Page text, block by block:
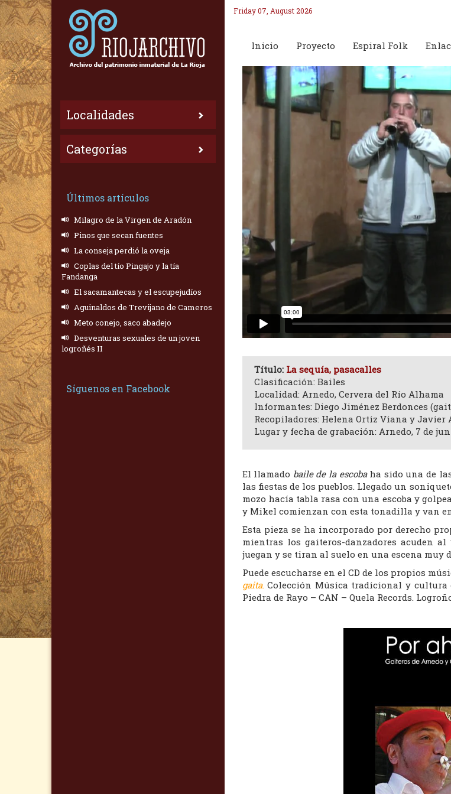
Localidades
Categorías
Últimos artículos
Milagro de la Virgen de Aradón
Pinos que secan fuentes
La conseja perdió la oveja
Coplas del tío Pingajo y la tía
Fandanga
El sacamantecas y el escupejudíos
Aguinaldos de Trevijano de Cameros
Meto conejo, saco abadejo
Desventuras sexuales de un joven
logroñés II
Síguenos en Facebook
Friday 07, August 2026
Inicio Proyecto Espiral Folk
Título: La sequía, pasacalles
Clasificación: Bailes
Localidad: Arnedo, Cervera del Río Alhama
Informantes: Diego Jiménez Berdonces
Recopiladores: Helena Ortiz Viana y Javier
Lugar y fecha de grabación: Arnedo, 7 de
El llamado baile de la escoba ha sido una de
las fiestas de los pueblos. Llegado un
mozo hacía tabla rasa con una escoba y
y Mikel comienzan con esta tonadilla y van
Esta pieza se ha incorporado por derecho
mientras los gaiteros-danzadores acuden
juegan y se tiran al suelo en una escena muy
Puede escucharse en el CD de los propios
gaita. Colección Música tradicional y cultura
Piedra de Rayo – CAN – Quela Records.